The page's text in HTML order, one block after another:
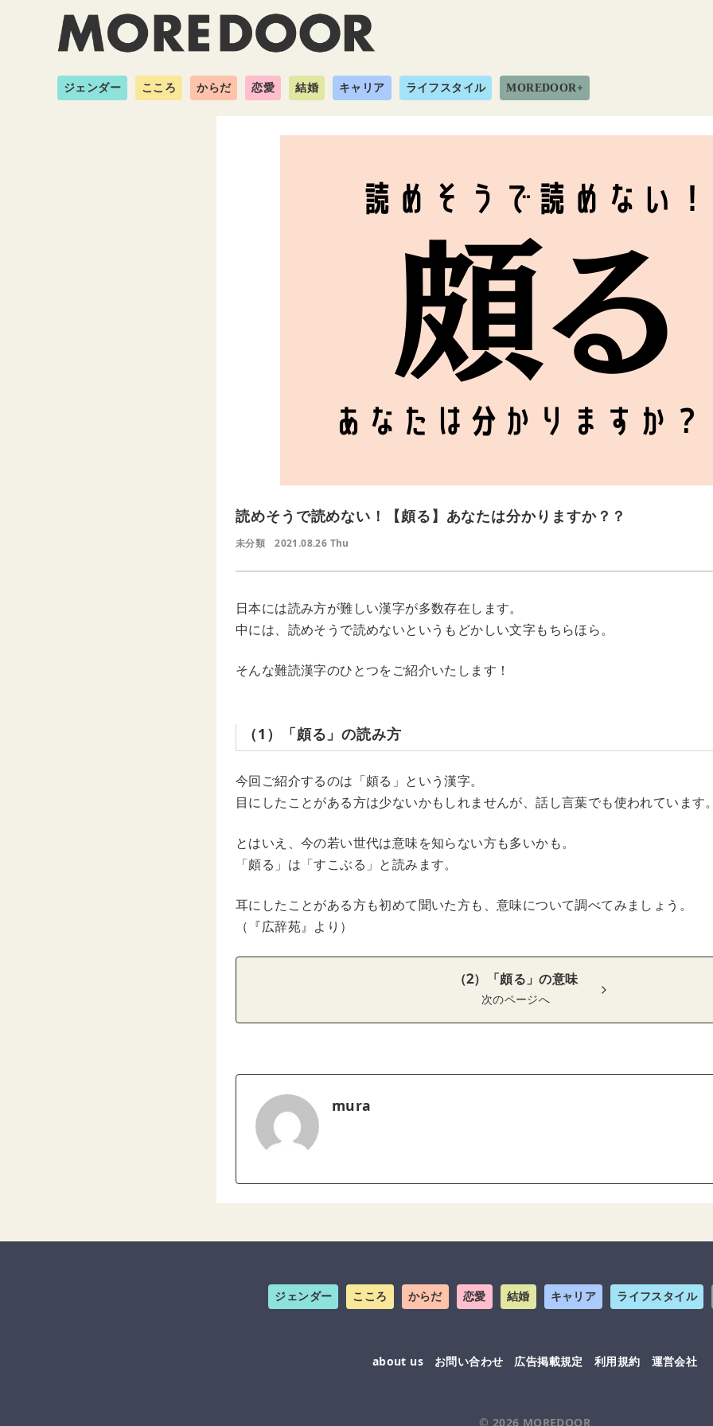
ジェンダー こころ からだ 恋愛 結婚 キャリア ライフスタイル MOREDOOR+
読めそうで読めない！【頗る】あなたは分かりますか？？
未分類 2021.08.26 Thu
日本には読み方が難しい漢字が多数存在します。
中には、読めそうで読めないというもどかしい文字もちらほら。
そんな難読漢字のひとつをご紹介いたします！
（1）「頗る」の読み方
今回ご紹介するのは「頗る」という漢字。
目にしたことがある方は少ないかもしれませんが、話し言葉でも使われています
とはいえ、今の若い世代は意味を知らない方も多いかも。
「頗る」は「すこぶる」と読みます。
耳にしたことがある方も初めて聞いた方も、意味について調べてみましょう。
（『広辞苑』より）
（2）「頗る」の意味
次のページへ
mura
ジェンダー こころ からだ 恋愛 結婚 キャリア ライフスタイル
about us お問い合わせ 広告掲載規定 利用規約 運営会社
© 2026 MOREDOOR